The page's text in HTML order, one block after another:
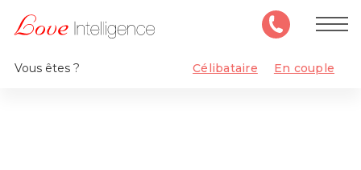
Vous êtes ? Célibataire En couple